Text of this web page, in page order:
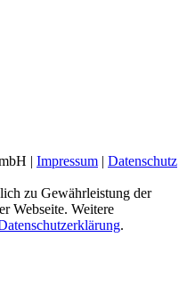
| Impressum | Datenschutz
zu Gewährleistung der
Webseite. Weitere
.